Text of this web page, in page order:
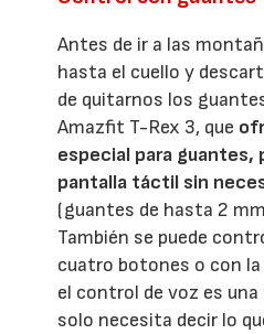
Antes de ir a las
hasta el cuello y
de quitarnos los
Amazfit T-Rex 3, que
especial para guantes,
pantalla táctil sin
(guantes de hasta 2
También se puede
cuatro botones o con
el control de voz es una
solo necesita decir lo